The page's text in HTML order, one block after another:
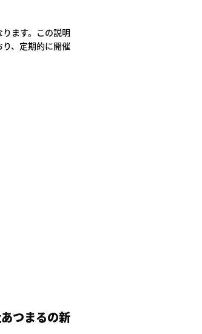
ます。この説明
、定期的に開催
つまるの新